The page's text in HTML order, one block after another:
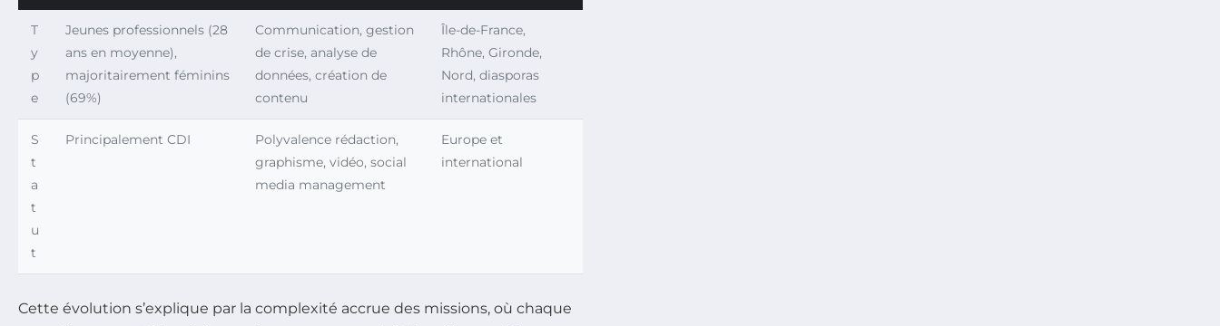
T
y
p
e
Jeunes professionnels (28
ans en moyenne),
majoritairement féminins
(69%)
Communication, gestion
de crise, analyse de
données, création de
contenu
Île-de-France,
Rhône, Gironde,
Nord, diasporas
internationales
S
t
a
t
u
t
Principalement CDI
Polyvalence rédaction,
graphisme, vidéo, social
media management
Europe et
international
Cette évolution s’explique par la complexité accrue des missions, où chaque